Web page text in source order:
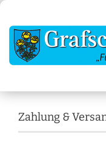
Zahlung &